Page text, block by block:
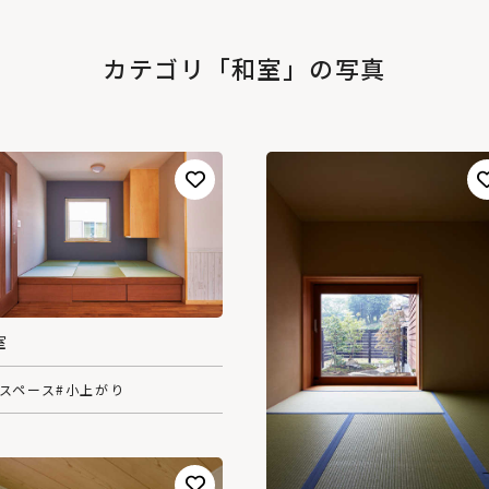
カテゴリ「和室」の写真
ペース#小上がり